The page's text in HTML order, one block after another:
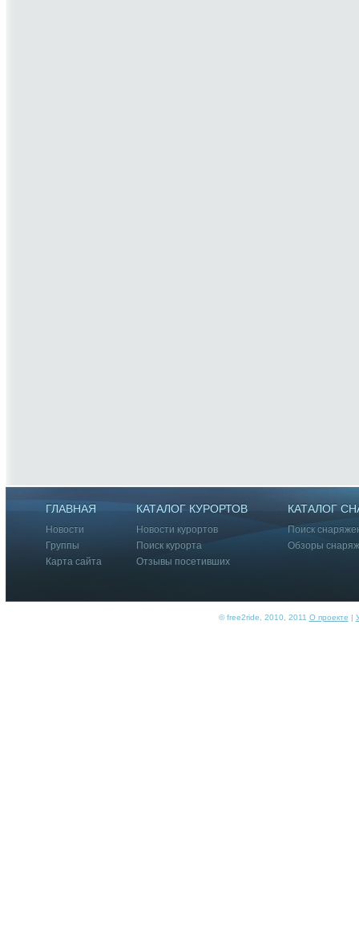
ГЛАВНАЯ
Новости
Группы
Карта сайта
КАТАЛОГ КУРОРТОВ
Новости курортов
Поиск курорта
Отзывы посетивших
КАТАЛОГ
Поиск
Обзоры
© free2ride, 2010, 2011 О проекте |